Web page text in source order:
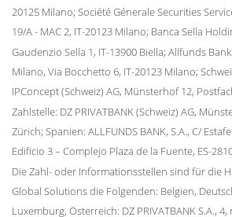
20125 Milano; Société Génerale Securities
19/A - MAC 2, IT-20123 Milano; Banca Sella
Gaudenzio Sella 1, IT-13900 Biella; Allfunds
Milano, Via Bocchetto 6, IT-20123 Milano;
IPConcept (Schweiz) AG, Münsterhof 12,
Zahlstelle: DZ PRIVATBANK (Schweiz) AG,
Zürich; Spanien: ALLFUNDS BANK, S.A., C/
Edificio 3 – Complejo Plaza de la Fuente, ES-
Die Zahl- oder Informationsstellen sind für die
Global Solutions die Folgenden: Belgien,
Luxemburg, Österreich: DZ PRIVATBANK S.A.,